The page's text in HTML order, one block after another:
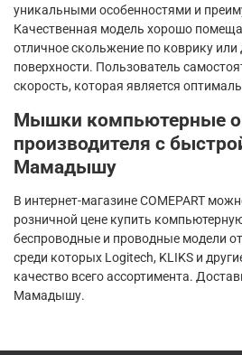
уникальными особенностями и
Качественная модель хорошо
отличное скольжение по коврику
поверхности. Пользователь
скорость, которая является
Мышки компьютерные
производителя с
Мамадышу
В интернет-магазине COMEPART
розничной цене купить
беспроводные и проводные модели
среди которых Logitech, KLIKS и
качество всего ассортимента.
Мамадышу.